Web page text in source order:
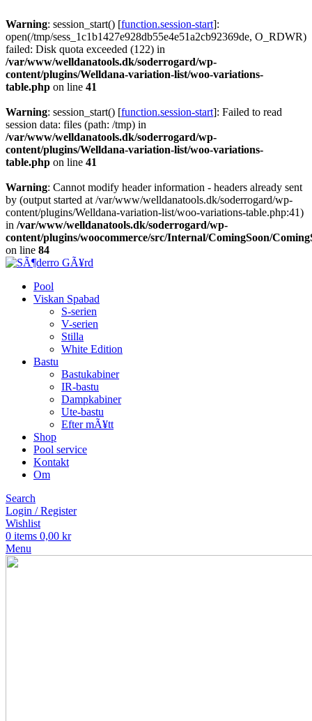
Warning: session_start() [function.session-start]:
open(/tmp/sess_1c1b1427e928db55e4e51a2cb92369de, O_RDWR)
failed: Disk quota exceeded (122) in
/var/www/welldanatools.dk/soderrogard/wp-
content/plugins/Welldana-variation-list/woo-variations-
table.php on line 41
Warning: session_start() [function.session-start]: Failed to read
session data: files (path: /tmp) in
/var/www/welldanatools.dk/soderrogard/wp-
content/plugins/Welldana-variation-list/woo-variations-
table.php on line 41
Warning: Cannot modify header information - headers already sent
by (output started at /var/www/welldanatools.dk/soderrogard/wp-
content/plugins/Welldana-variation-list/woo-variations-table.php:41)
in /var/www/welldanatools.dk/soderrogard/wp-
content/plugins/woocommerce/src/Internal/ComingSoon/
on line 84
Pool
Viskan Spabad
S-serien
V-serien
Stilla
White Edition
Bastu
Bastukabiner
IR-bastu
Dampkabiner
Ute-bastu
Efter mÃ¥tt
Shop
Pool service
Kontakt
Om
Search
Login / Register
Wishlist
0 items 0,00 kr
Menu